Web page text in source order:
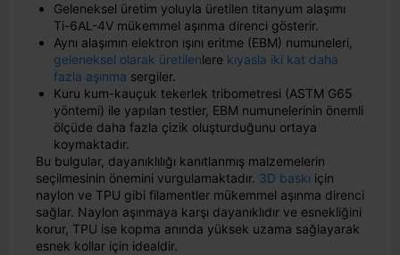
Geleneksel üretim yoluyla üretilen titanyum alaşımı
Ti-6AL-4V mükemmel aşınma direnci gösterir.
Aynı alaşımın elektron ışını eritme (EBM) numuneleri,
geleneksel olarak üretilenlere kıyasla iki kat daha
fazla aşınma sergiler.
Kuru kum-kauçuk tekerlek tribometresi (ASTM G65
yöntemi) ile yapılan testler, EBM numunelerinin önemli
ölçüde daha fazla çizik oluşturduğunu ortaya
koymaktadır.
Bu bulgular, dayanıklılığı kanıtlanmış malzemelerin
seçilmesinin önemini vurgulamaktadır. 3D baskı için
naylon ve TPU gibi filamentler mükemmel aşınma direnci
sağlar. Naylon aşınmaya karşı dayanıklıdır ve esnekliğini
korur, TPU ise kopma anında yüksek uzama sağlayarak
esnek kollar için idealdir.